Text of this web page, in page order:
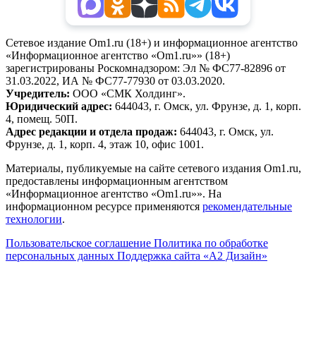
Сетевое издание Om1.ru (18+) и информационное агентство
«Информационное агентство «Om1.ru»» (18+)
зарегистрированы Роскомнадзором: Эл № ФС77-82896 от
31.03.2022, ИА № ФС77-77930 от 03.03.2020.
Учредитель: ООО «СМК Холдинг».
Юридический адрес: 644043, г. Омск, ул. Фрунзе, д. 1, корп.
4, помещ. 50П.
Адрес редакции и отдела продаж: 644043, г. Омск, ул.
Фрунзе, д. 1, корп. 4, этаж 10, офис 1001.
Материалы, публикуемые на сайте сетевого издания Om1.ru,
предоставлены информационным агентством
«Информационное агентство «Om1.ru»». На
информационном ресурсе применяются рекомендательные
технологии.
Пользовательское соглашение Политика по обработке
персональных данных Поддержка сайта «А2 Дизайн»